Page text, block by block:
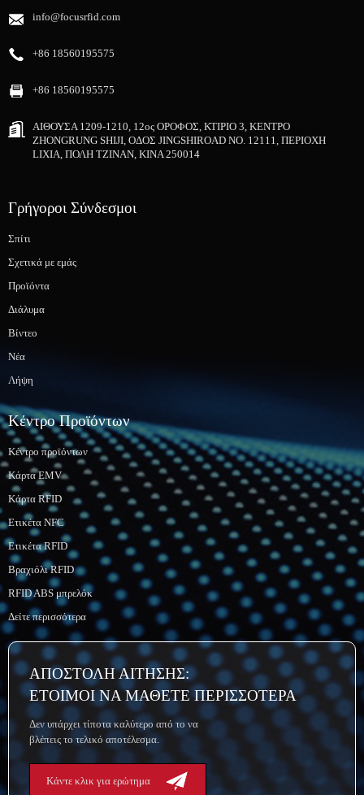
info@focusrfid.com
+86 18560195575
+86 18560195575
ΑΙΘΟΥΣΑ 1209-1210, 12ος ΟΡΟΦΟΣ, ΚΤΙΡΙΟ 3, ΚΕΝΤΡΟ
ZHONGRUNG SHIJI, ΟΔΟΣ JINGSHIROAD NO. 12111, ΠΕΡΙΟΧΗ
LIXIA, ΠΟΛΗ ΤΖΙΝΑΝ, ΚΙΝΑ 250014
Γρήγοροι Σύνδεσμοι
Σπίτι
Σχετικά με εμάς
Προϊόντα
Διάλυμα
Βίντεο
Νέα
Λήψη
Κέντρο Προϊόντων
Κέντρο προϊόντων
Κάρτα EMV
Κάρτα RFID
Ετικέτα NFC
Ετικέτα RFID
Βραχιόλι RFID
RFID ABS μπρελόκ
Δείτε περισσότερα
ΑΠΟΣΤΟΛΗ ΑΙΤΗΣΗΣ:
ΕΤΟΙΜΟΙ ΝΑ ΜΑΘΕΤΕ ΠΕΡΙΣΣΟΤΕΡΑ
Δεν υπάρχει τίποτα καλύτερο από το να
βλέπεις το τελικό αποτέλεσμα.
Κάντε κλικ για ερώτημα